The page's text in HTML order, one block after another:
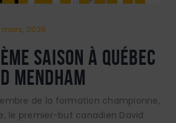
mars, 2026
saison à Québec
Mendham
de la formation championne,
le premier-but canadien David